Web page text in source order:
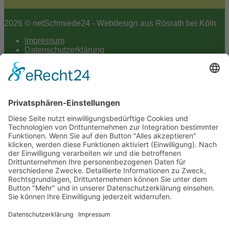
2026 © netSchmiede24 - Webdesign aus Rösrath bei Köln
Impressum
Datenschutzerklärung
Cookie-Einstellungen
to
top